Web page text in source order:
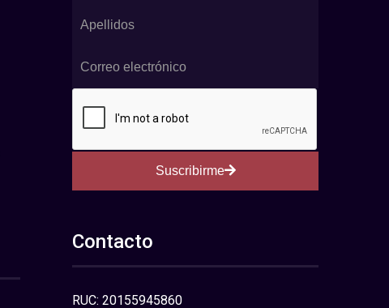
Suscribirme
Contacto
RUC: 20155945860